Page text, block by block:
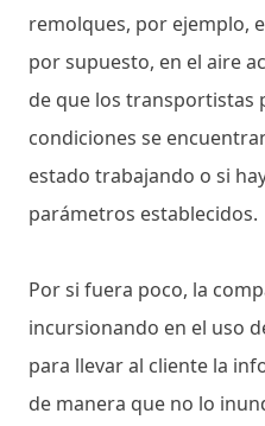
remolques, por ejemplo,
por supuesto, en el aire
de que los transportistas
condiciones se
estado trabajando o si
parámetros establecidos.
Por si fuera poco, la
incursionando en el uso
para llevar al cliente la
de manera que no lo